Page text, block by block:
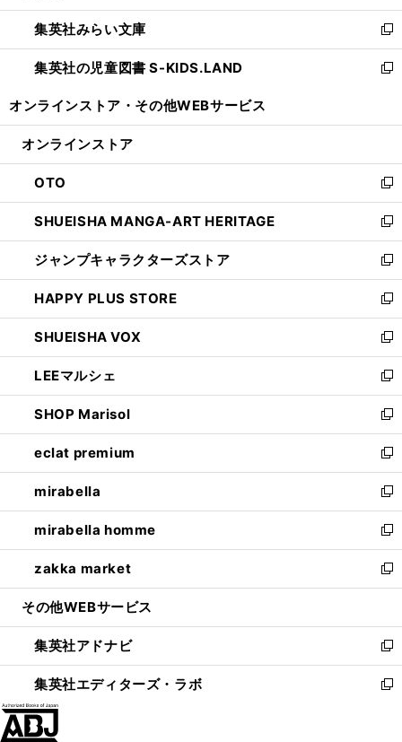
開
く
ウ
で
開
く
ン
ド
ウ
で
ウ
ィ
ン
ド
開
集英社みらい文庫
新
し
い
ン
ウ
で
開
く
集英社の児童図書 S-KIDS.LAND
新
ウ
ン
ド
ウ
で
開
く
オンラインストア・ その他WEBサービス
オンラインストア
OTO
新
し
い
ウ
ィ
ン
ド
ウ
で
開
く
SHUEISHA MANGA-ART HERITAGE
新
し
い
ウ
ィ
ン
ド
ウ
で
開
く
ジャンプキャラクターズストア
新
し
い
ウ
ィ
ン
ド
ウ
で
開
く
HAPPY PLUS STORE
新
し
い
ウ
ィ
ン
ド
ウ
で
開
く
SHUEISHA VOX
新
し
い
ウ
ィ
ン
ド
ウ
で
開
く
LEEマルシェ
新
し
い
ウ
ィ
ン
ド
ウ
で
開
く
SHOP Marisol
新
し
い
ウ
ィ
ン
ド
ウ
で
開
eclat premium
新
し
い
ウ
ィ
ン
ド
ウ
開
く
mirabella
新
し
い
ウ
ィ
ン
ウ
で
開
く
mirabella homme
新
し
い
ウ
ン
ド
ウ
で
zakka market
新
し
ウ
ィ
ン
ド
その他WEBサービス
集英社アドナビ
新
し
い
集英社エディターズ・ラボ
新